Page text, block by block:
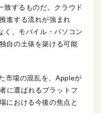
致するものだ。クラウド
進する流れが強まれ
く、モバイル・パソコン
自の土俵を築ける可能
市場の混乱を、Appleが
に選ばれるプラットフ
における今後の焦点と